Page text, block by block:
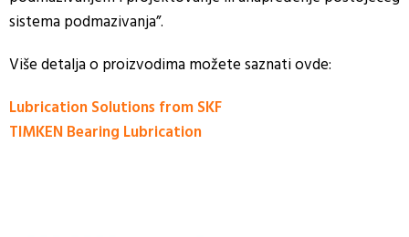
sistema podmazivanja”.
Više detalja o proizvodima možete saznati ovde:
Lubrication Solutions from SKF
TIMKEN Bearing Lubrication